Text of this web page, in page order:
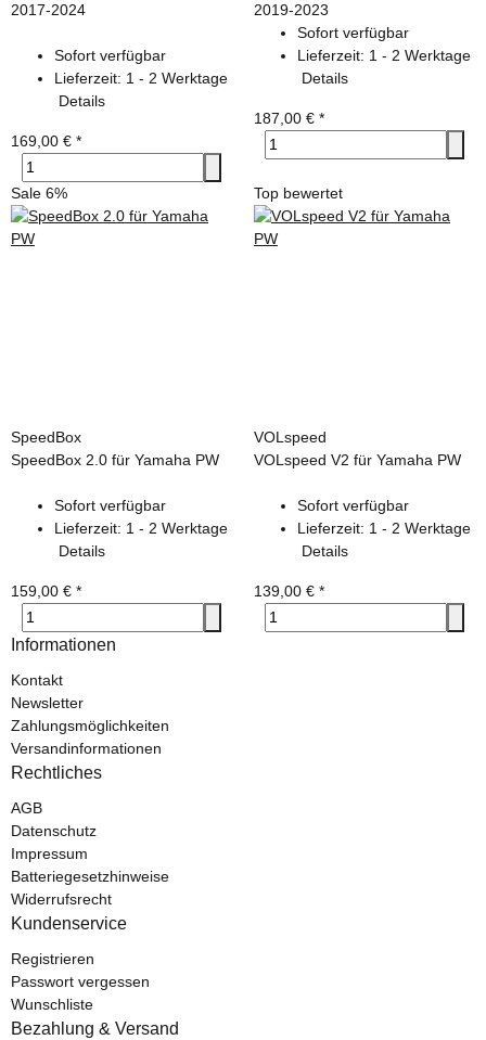
2017-2024
Sofort verfügbar
Lieferzeit: 1 - 2 Werktage
Details
169,00 € *
2019-2023
Sofort verfügbar
Lieferzeit: 1 - 2 Werktage
Details
187,00 € *
Sale 6%
SpeedBox
SpeedBox 2.0 für Yamaha PW
Sofort verfügbar
Lieferzeit: 1 - 2 Werktage
Details
159,00 € *
Top bewertet
VOLspeed
VOLspeed V2 für Yamaha PW
Sofort verfügbar
Lieferzeit: 1 - 2 Werktage
Details
139,00 € *
Informationen
Kontakt
Newsletter
Zahlungsmöglichkeiten
Versandinformationen
Rechtliches
AGB
Datenschutz
Impressum
Batteriegesetzhinweise
Widerrufsrecht
Kundenservice
Registrieren
Passwort vergessen
Wunschliste
Bezahlung & Versand